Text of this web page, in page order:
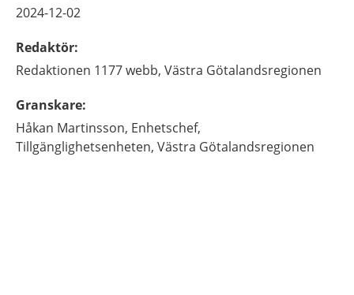
2024-12-02
Redaktör:
Redaktionen 1177 webb, Västra Götalandsregionen
Granskare:
Håkan Martinsson, Enhetschef,
Tillgänglighetsenheten, Västra Götalandsregionen